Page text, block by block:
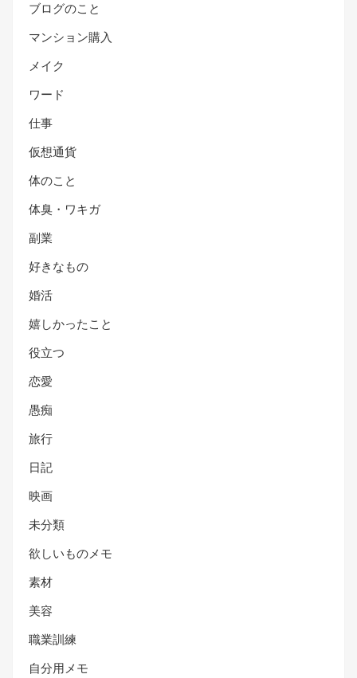
ブログのこと
マンション購入
メイク
ワード
仕事
仮想通貨
体のこと
体臭・ワキガ
副業
好きなもの
婚活
嬉しかったこと
役立つ
恋愛
愚痴
旅行
日記
映画
未分類
欲しいものメモ
素材
美容
職業訓練
自分用メモ